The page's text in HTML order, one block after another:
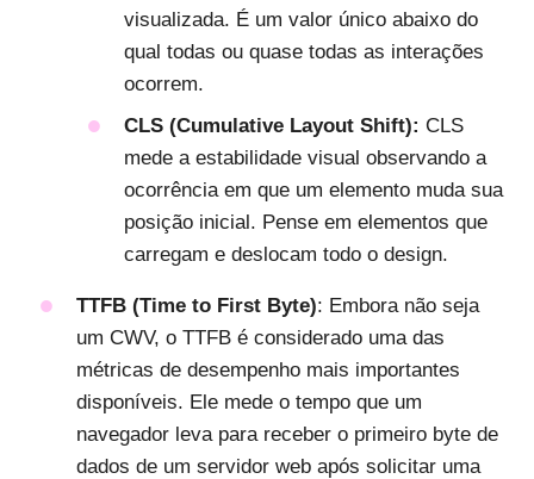
visualizada. É um valor único abaixo do
qual todas ou quase todas as interações
ocorrem.
CLS (Cumulative Layout Shift): CLS
mede a estabilidade visual observando a
ocorrência em que um elemento muda sua
posição inicial. Pense em elementos que
carregam e deslocam todo o design.
TTFB (Time to First Byte): Embora não seja
um CWV, o TTFB é considerado uma das
métricas de desempenho mais importantes
disponíveis. Ele mede o tempo que um
navegador leva para receber o primeiro byte de
dados de um servidor web após solicitar uma